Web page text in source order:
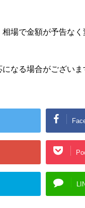
場で金額が予告な
なる場合がございま